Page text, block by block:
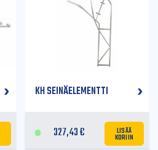
KH SEINÄELEMENTTI
327,43€ LISÄÄ
KORIIN